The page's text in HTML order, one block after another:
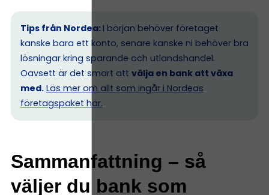
Tips från Nordea: I början behöver företaget
kanske bara ett konto, senare kanske ni behöver bra
lösningar kring sparande och utlandshandel.
Oavsett är det smart att välja en bank att växa
med. Läs mer om allt som ingår i Nordeas
företagspaket här.
Sammanfattning – så
väljer du bank som